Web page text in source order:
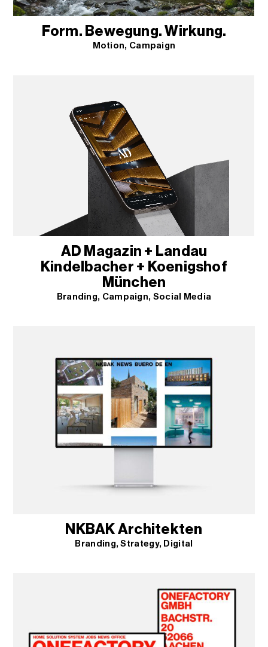
Form. Bewegung. Wirkung.
Motion Campaign
AD Magazin + Landau
Kindelbacher + Koenigshof
München
Branding Campaign Social Media
NKBAK Architekten
Branding Strategy Digital